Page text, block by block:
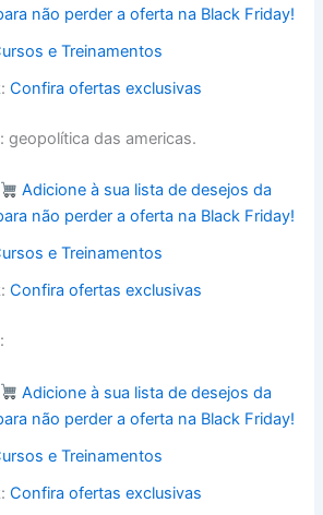
não perder a oferta na Black Friday!
e Treinamentos
Confira ofertas exclusivas
geopolítica das americas.
Adicione à sua lista de desejos da
não perder a oferta na Black Friday!
e Treinamentos
Confira ofertas exclusivas
Adicione à sua lista de desejos da
não perder a oferta na Black Friday!
e Treinamentos
Confira ofertas exclusivas